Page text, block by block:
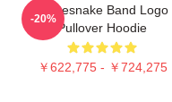
Whitesnake Band Logo
Pullover Hoodie
￥622,775 - ￥724,275
-20%